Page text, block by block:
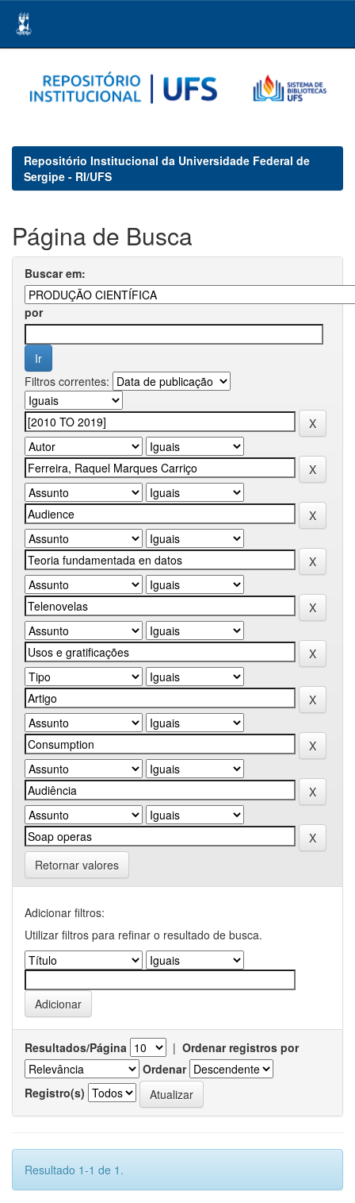
navigation
Repositório Institucional da Universidade Federal de
Sergipe - RI/UFS
Página de Busca
Buscar em:
por
Filtros correntes:
Retornar valores
Adicionar filtros:
Utilizar filtros para refinar o resultado de busca.
Resultados/Página | Ordenar registros por
Ordenar
Registro(s)
Resultado 1-1 de 1.